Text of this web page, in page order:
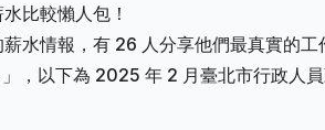
比較懶人包！
水情報，有 26 人分享他們最真實的
，以下為 2025 年 2 月臺北市行政人員